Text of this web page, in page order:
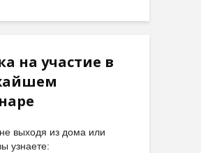
на участие в
выходя из дома или
узнаете: